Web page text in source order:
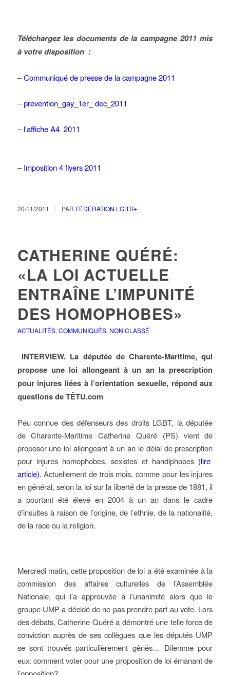
Téléchargez les documents de la campagne 2011 mis
à votre disposition :
–Communiqué de presse de la campagne 2011
–prevention_gay_1er_ dec_2011
–l’affiche A4 2011
–Imposition 4 flyers 2011
20/11/2011 / PAR FÉDÉRATION LGBTI+
CATHERINE QUÉRÉ:
«LA LOI ACTUELLE
ENTRAÎNE L’IMPUNITÉ
DES HOMOPHOBES»
ACTUALITÉS, COMMUNIQUÉS, NON CLASSÉ
INTERVIEW. La députée de Charente-Maritime, qui
propose une loi allongeant à un an la prescription
pour injures liées à l’orientation sexuelle, répond aux
questions de TÊTU.com
Peu connue des défenseurs des droits LGBT, la députée
de Charente-Maritime Catherine Quéré (PS) vient de
proposer une loi allongeant à un an le délai de prescription
pour injures homophobes, sexistes et handiphobes (lire
article). Actuellement de trois mois, comme pour les injures
en général, selon la loi sur la liberté de la presse de 1881, il
a pourtant été élevé en 2004 à un an dans le cadre
d’insultes à raison de l’origine, de l’ethnie, de la nationalité,
de la race ou la religion.
Mercredi matin, cette proposition de loi a été examinée à la
commission des affaires culturelles de l’Assemblée
Nationale, qui l’a approuvée à l’unanimité alors que le
groupe UMP a décidé de ne pas prendre part au vote. Lors
des débats, Catherine Quéré a démontré une telle force de
conviction auprès de ses collègues que les députés UMP
se sont trouvés particulièrement gênés… Dilemme pour
eux: comment voter pour une proposition de loi émanant de